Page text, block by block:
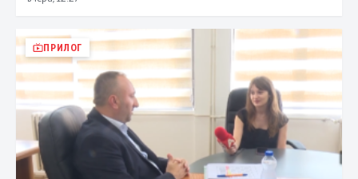
ПРИЛОГ